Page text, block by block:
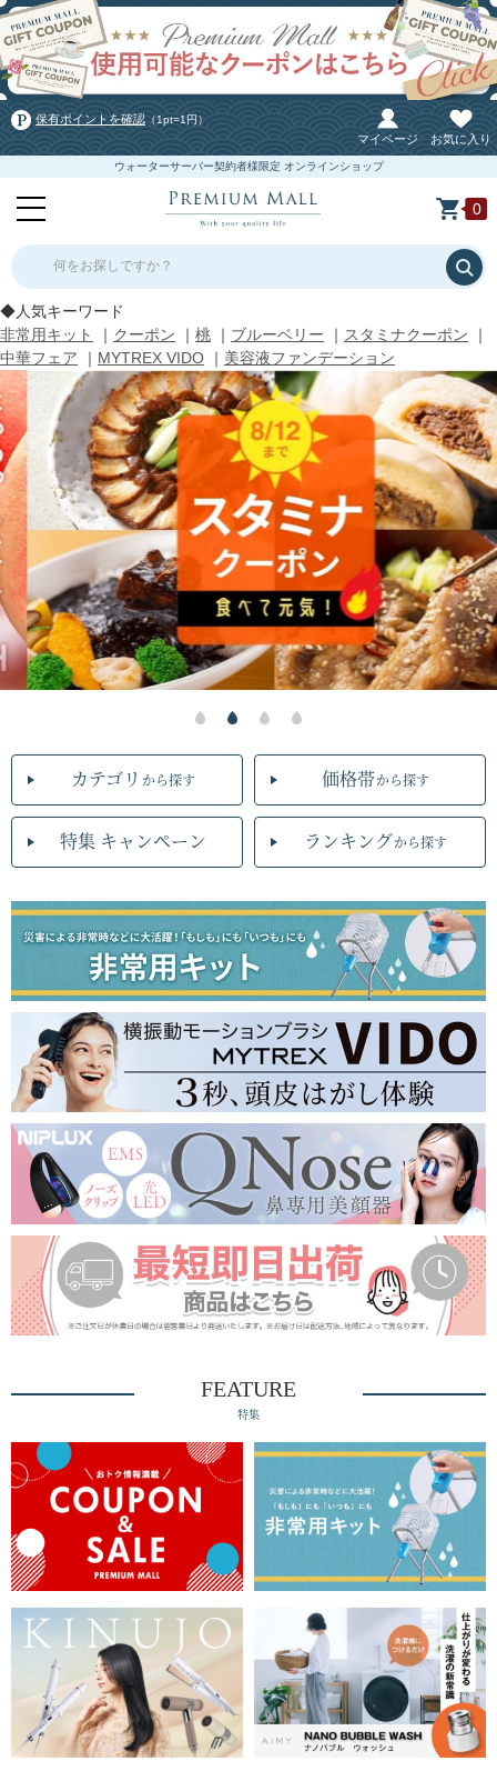
保有ポイントを確認 （1pt=1円）
マイページ お気に入り
ウォーターサーバー契約者様限定 オンラインショップ
0
何をお探しですか？
◆人気キーワード
非常用キット
｜ クーポン ｜ 桃 ｜ ブルーベリー ｜ スタミナクーポン ｜
中華フェア ｜ MYTREX VIDO ｜ 美容液ファンデーション
カテゴリ から探す 価格帯から探す
特集 キャンペーン ランキングから探す
FEATURE
特集